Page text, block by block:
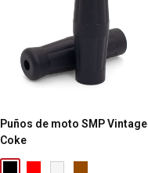
Puños de moto SMP Vintage
Coke